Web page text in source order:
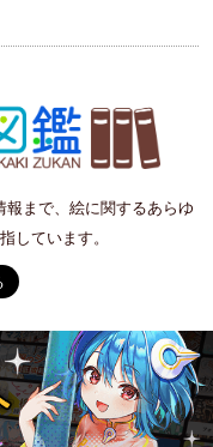
まで、絵に関するあらゆ
しています。